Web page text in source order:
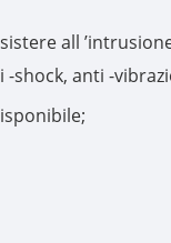
all
shock, anti -